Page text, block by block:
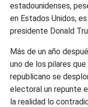
estadounidenses,
en Estados Unidos,
presidente Donald
Más de un año
uno de los pilares
republicano se
electoral un repunte
la realidad lo